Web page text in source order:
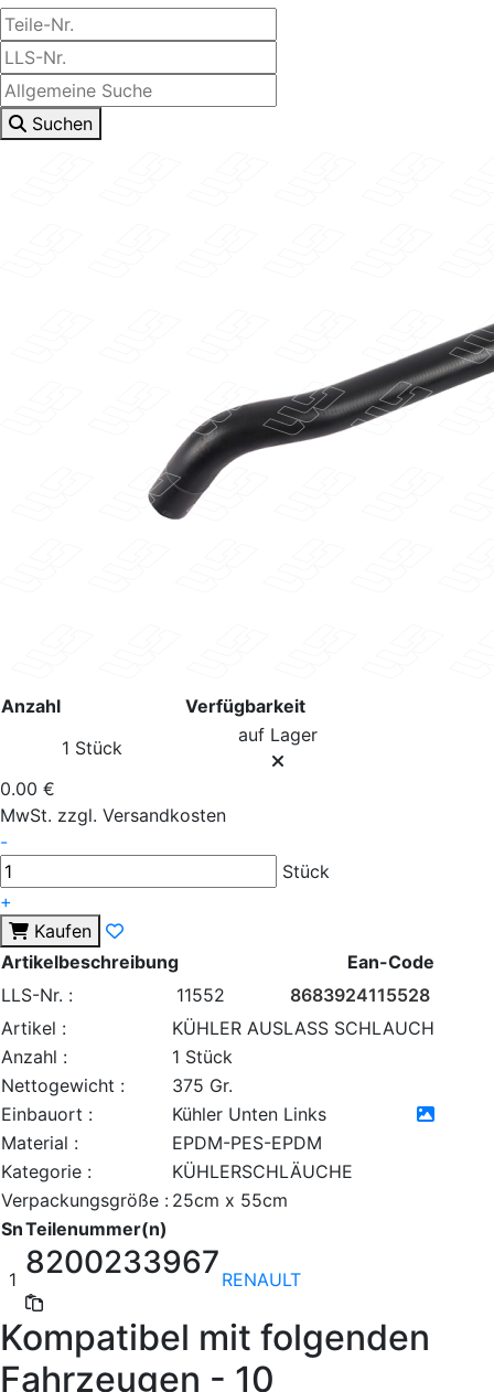
Suchen
Anzahl
Verfügbarkeit
1 Stück
auf Lager
0.00 €
MwSt. zzgl. Versandkosten
-
Stück
+
Kaufen
Artikelbeschreibung
Ean-Code
LLS-Nr. :
11552
8683924115528
Artikel :
KÜHLER AUSLASS SCHLAUCH
Anzahl :
1 Stück
Nettogewicht :
375 Gr.
Einbauort :
Kühler Unten Links
Material :
EPDM-PES-EPDM
Kategorie :
KÜHLERSCHLÄUCHE
Verpackungsgröße : 25cm x 55cm
SnTeilenummer(n)
1 8200233967 RENAULT
Kompatibel mit folgenden
Fahrzeugen - 10